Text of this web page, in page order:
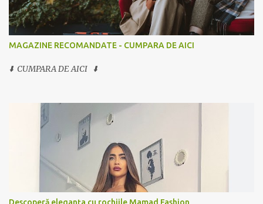
MAGAZINE RECOMANDATE - CUMPARA DE AICI
⬇️ CUMPARA DE AICI ⬇️